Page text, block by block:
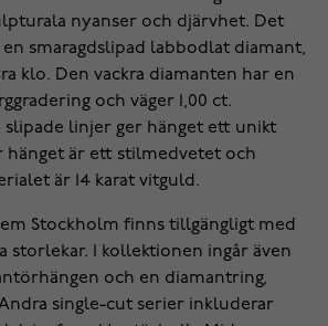
nyanser och djärvhet. Det
en smaragdslipad labbodlat diamant,
klo. Den vackra diamanten har en
och väger 1,00 ct.
slipade linjer ger hänget ett unikt
hänget är ett stilmedvetet och
är 14 karat vitguld.
Stockholm finns tillgängligt med
storlekar. I kollektionen ingår även
och en diamantring,
single-cut serier inkluderar